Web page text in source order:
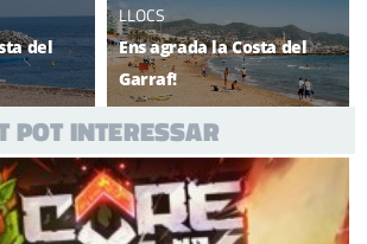
del
LLOCS
Ens agrada la Costa del
Garraf!
POT INTERESSAR